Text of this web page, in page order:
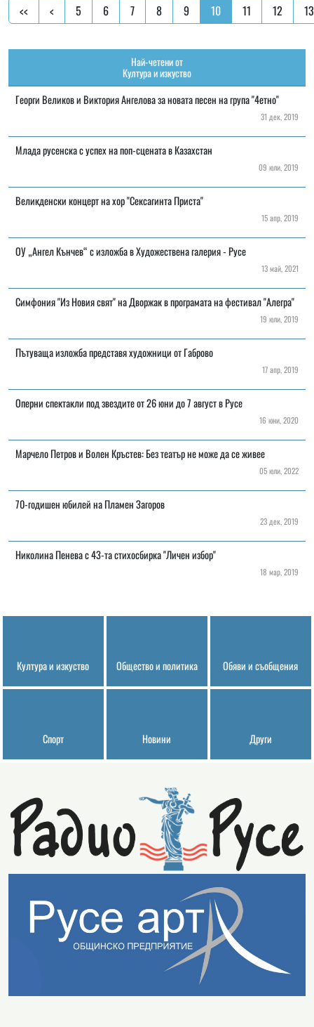
<< < 5 6 7 8 9 10 11 12 13
Най-четени от
Култура и изкуство
Георги Великов и Виктория Ангелова за новата песен на група "4етно"
31 дек, 2019
Млада русенска с успех на поп-сцената в Казахстан
09 юли, 2019
Великденски концерт на хор "Сексагинта Приста"
15 апр, 2019
ОУ „Ангел Кънчев“ с изложба в Художествена галерия - Русе
13 май, 2021
Симфония "Из Новия свят" на Дворжак в програмата на фестивал "Алегра"
19 юли, 2019
Пътуваща изложба представя художници от Габрово
17 апр, 2019
Оперни спектакли под звездите от 26 юни до 7 август в Русе
16 юни, 2020
Марчело Петров и Волен Кръстев: Без театър не може да се живее
05 юли, 2022
70-годишен юбилей на Пламен Загоров
23 дек, 2019
Николина Пенева с 43-та стихосбирка "Личен избор"
18 мар, 2019
Култура и изкуство Общество и политика Обяви и съобщения
Спорт Новини Други